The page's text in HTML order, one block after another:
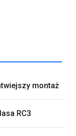
montaż
RC3